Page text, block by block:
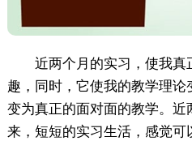
近两个月的实习，使我真
趣，同时，它使我的教学理
变为真正的面对面的教学。
来，短短的实习生活，感觉可